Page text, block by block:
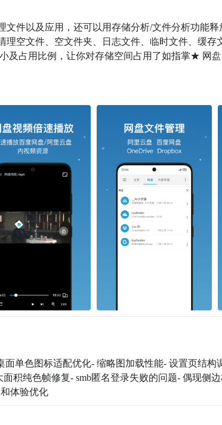
件以及应用，还可以用存储分析/文件分析功能释
空文件、空文件夹、日志文件、临时文件、缓存
及占用比例，让你对存储空间占用了如指掌★ 网
察存储空间★ 手机存储 / 内存卡 / SD卡 / USB /
问Android设备存储，以使用FTP（文件传输协议
单色图标适配优化- 缩略图加载性能- 设置页结构
积纯色帧修复- smb匿名登录失败的问题- 偶现侧
体验优化